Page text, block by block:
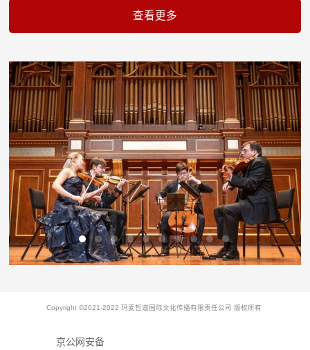
Copyright ©2021-2022 玛麦哲道国际文化传播有限责任公司 版权所有
京公网安备